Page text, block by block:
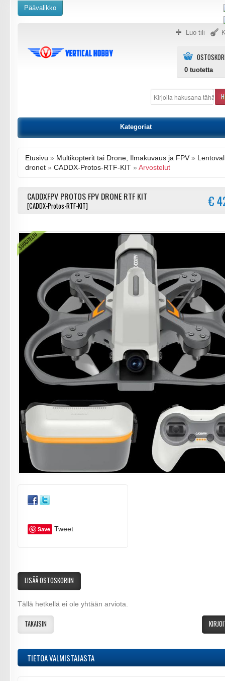
Luo tili
0 tuotetta
Päävalikko
Kategoriat
Etusivu » Multikopterit tai Drone, Ilmakuvaus ja FPV »
dronet » CADDX-Protos-RTF-KIT » Arvostelut
CADDXFPV PROTOS FPV DRONE RTF KIT
[CADDX-Protos-RTF-KIT] €
SUOSITELTU
Save Tweet
LISÄÄ OSTOSKORIIN
Tällä hetkellä ei ole yhtään arviota.
TAKAISIN
TIETOA VALMISTAJASTA